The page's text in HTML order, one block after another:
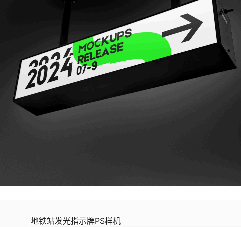
地铁站发光指示牌PS样机